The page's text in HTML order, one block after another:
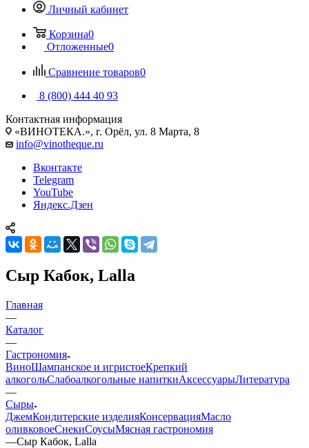
Личный кабинет
Корзина0
Отложенные0
Сравнение товаров0
8 (800) 444 40 93
Контактная информация
«ВИНОТЕКА.», г. Орёл, ул. 8 Марта, 8
info@vinotheque.ru
Вконтакте
Telegram
YouTube
Яндекс.Дзен
Сыр Кабок, Lalla
Главная
—
Каталог
—
Гастрономия
ВиноШампанское и игристоеКрепкий
алкогольСлабоалкогольные напиткиАксессуарыЛитература
—
Сыры
ДжемКондитерские изделияКонсервацияМасло
оливковоеСнекиСоусыМясная гастрономия
—Сыр Кабок, Lalla